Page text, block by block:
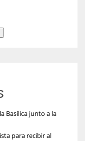
Basílica junto a la
para recibir al